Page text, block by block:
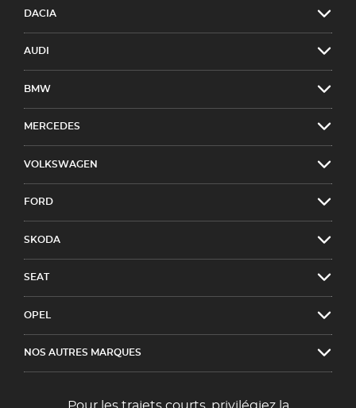
DACIA
AUDI
BMW
MERCEDES
VOLKSWAGEN
FORD
SKODA
SEAT
OPEL
NOS AUTRES MARQUES
Pour les trajets courts, privilégiez la